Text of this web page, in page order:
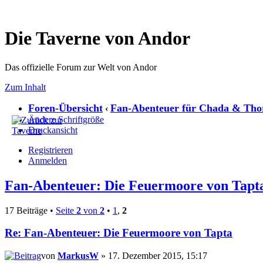
Die Taverne von Andor
Das offizielle Forum zur Welt von Andor
Zum Inhalt
Foren-Übersicht ‹ Fan-Abenteuer für Chada &
Ändere Schriftgröße
Druckansicht
Registrieren
Anmelden
Fan-Abenteuer: Die Feuermoore von
17 Beiträge • Seite 2 von 2 • 1 , 2
Re: Fan-Abenteuer: Die Feuermoore von Tapta
von MarkusW » 17. Dezember 2015, 15:17